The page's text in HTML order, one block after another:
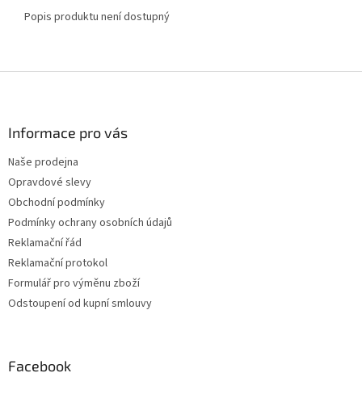
Popis produktu není dostupný
Informace pro vás
Naše prodejna
Opravdové slevy
Obchodní podmínky
Podmínky ochrany osobních údajů
Reklamační řád
Reklamační protokol
Formulář pro výměnu zboží
Odstoupení od kupní smlouvy
Facebook